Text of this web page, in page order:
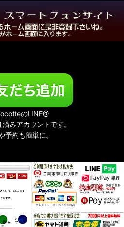
のLINE@
みアカウントです。
予約も簡単に。